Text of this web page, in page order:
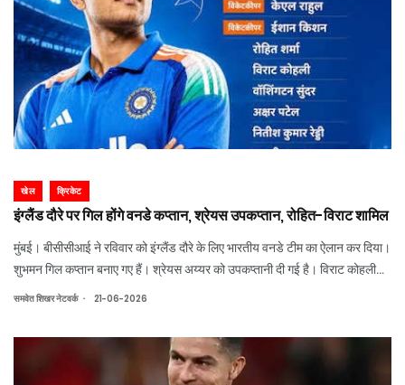
खेल क्रिकेट
इंग्लैंड दौरे पर गिल होंगे वनडे कप्तान, श्रेयस उपकप्तान, रोहित-विराट शामिल
मुंबई। बीसीसीआई ने रविवार को इंग्लैंड दौरे के लिए भारतीय वनडे टीम का ऐलान कर दिया।
शुभमन गिल कप्तान बनाए गए हैं। श्रेयस अय्यर को उपकप्तानी दी गई है। विराट कोहली
और रोहित शर्मा भी स्क्वॉड का हिस्सा हैं।
समवेत शिखर नेटवर्क . 21-06-2026